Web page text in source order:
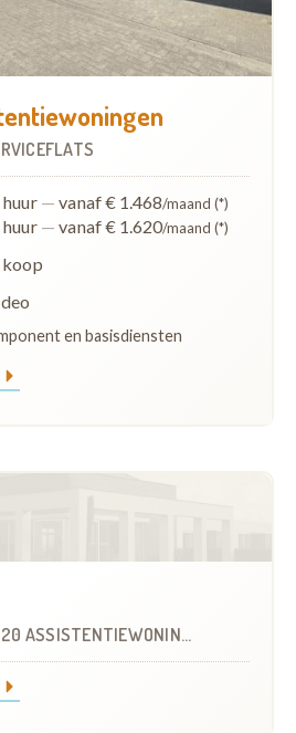
— vanaf € 1.468/maand (*)
— vanaf € 1.620/maand (*)
en basisdiensten
20 ASSISTENTIEWONINGEN